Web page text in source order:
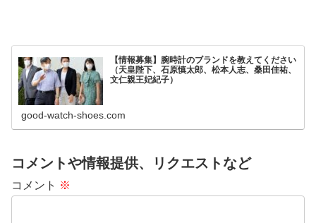
【情報募集】腕時計のブランドを教えてください
（天皇陛下、石原慎太郎、松本人志、桑田佳祐、
文仁親王妃紀子）
good-watch-shoes.com
コメントや情報提供、リクエストなど
コメント ※